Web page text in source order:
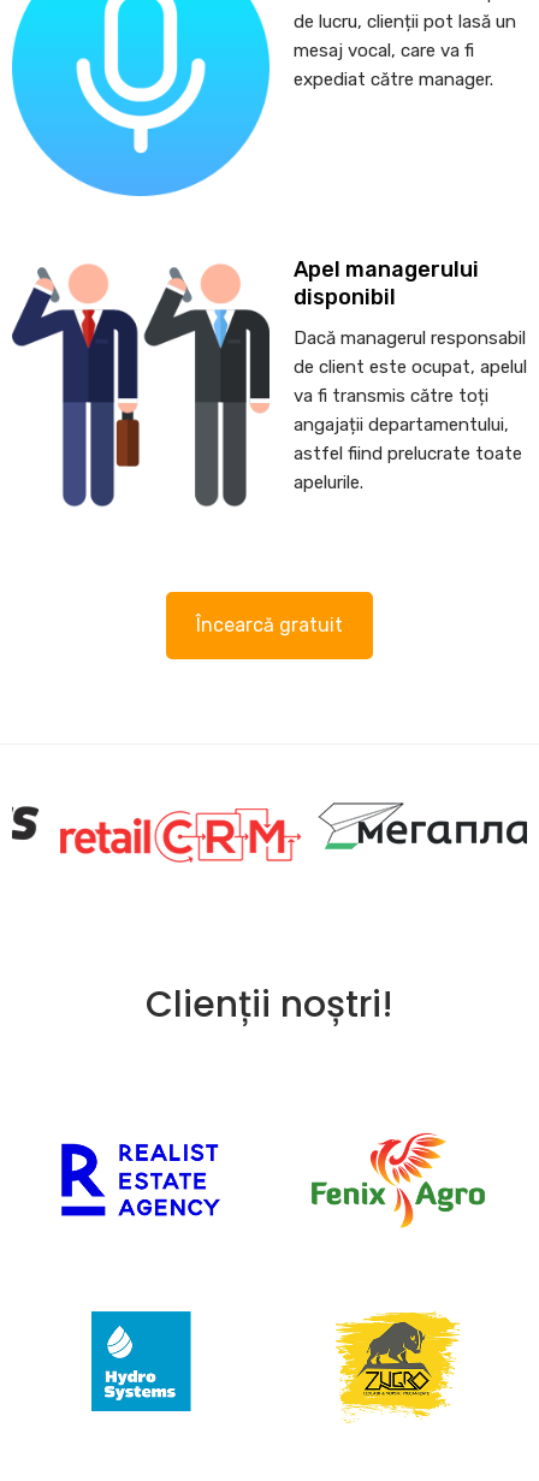
de lucru, clienții pot lasă un
mesaj vocal, care va fi
expediat către manager.
Apel managerului
disponibil
Dacă managerul responsabil
de client este ocupat, apelul
va fi transmis către toți
angajații departamentului,
astfel fiind prelucrate toate
apelurile.
Încearcă gratuit
Clienții noștri!